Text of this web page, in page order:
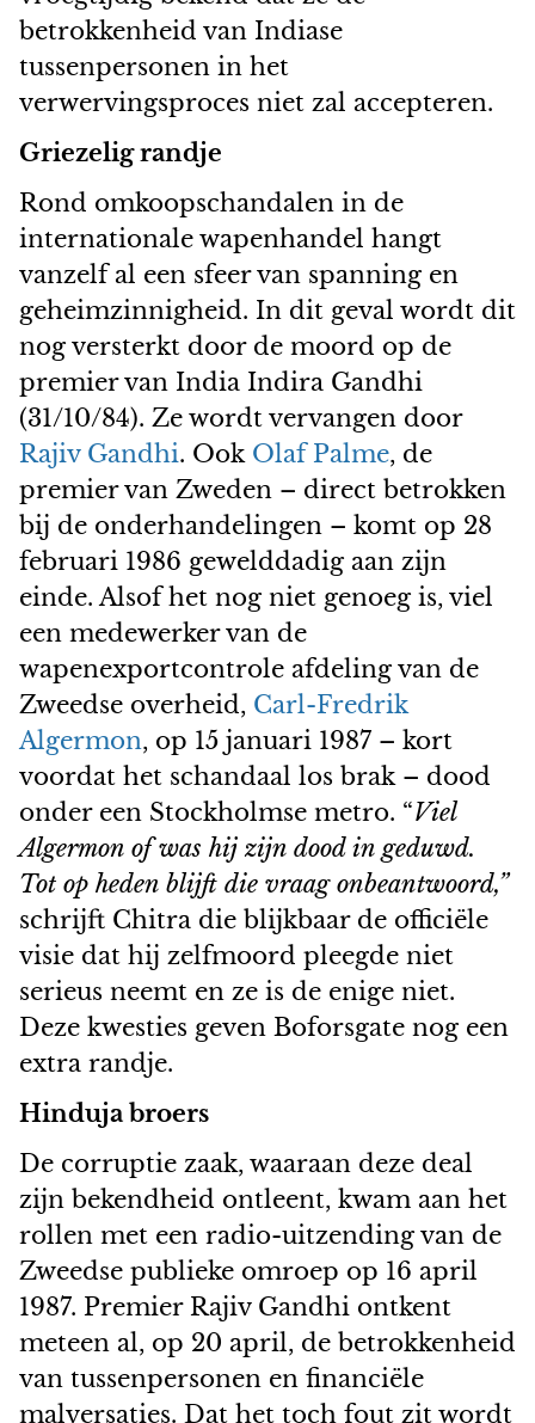
betrokkenheid van Indiase
tussenpersonen in het
verwervingsproces niet zal accepteren.
Griezelig randje
Rond omkoopschandalen in de
internationale wapenhandel hangt
vanzelf al een sfeer van spanning en
geheimzinnigheid. In dit geval wordt dit
nog versterkt door de moord op de
premier van India Indira Gandhi
(31/10/84). Ze wordt vervangen door
Rajiv Gandhi. Ook Olaf Palme, de
premier van Zweden – direct betrokken
bij de onderhandelingen – komt op 28
februari 1986 gewelddadig aan zijn
einde. Alsof het nog niet genoeg is, viel
een medewerker van de
wapenexportcontrole afdeling van de
Zweedse overheid, Carl-Fredrik
Algermon, op 15 januari 1987 – kort
voordat het schandaal los brak – dood
onder een Stockholmse metro. “Viel
Algermon of was hij zijn dood in geduwd.
Tot op heden blijft die vraag onbeantwoord,”
schrijft Chitra die blijkbaar de officiële
visie dat hij zelfmoord pleegde niet
serieus neemt en ze is de enige niet.
Deze kwesties geven Boforsgate nog een
extra randje.
Hinduja broers
De corruptie zaak, waaraan deze deal
zijn bekendheid ontleent, kwam aan het
rollen met een radio-uitzending van de
Zweedse publieke omroep op 16 april
1987. Premier Rajiv Gandhi ontkent
meteen al, op 20 april, de betrokkenheid
van tussenpersonen en financiële
malversaties. Dat het toch fout zit wordt